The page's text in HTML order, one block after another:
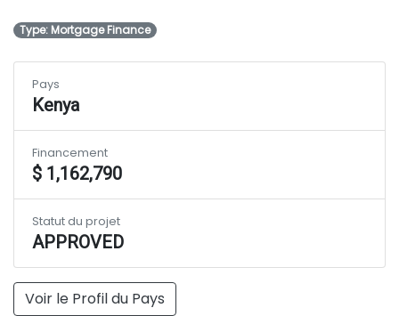
Type: Mortgage Finance
Voir le Profil du Pays
Pays
Kenya
Financement
$ 1,162,790
Statut du projet
APPROVED